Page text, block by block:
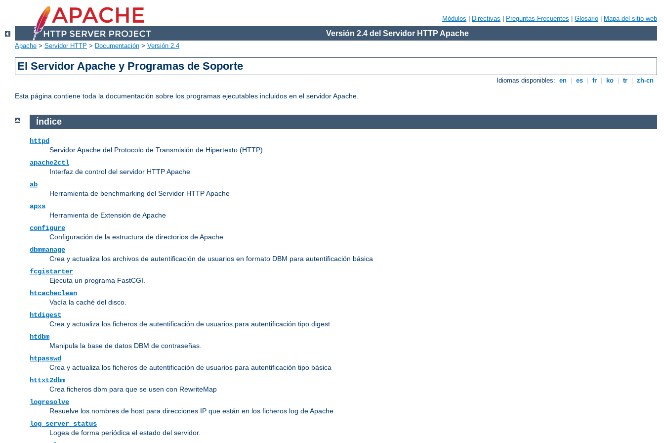
Módulos Directivas Preguntas Frecuentes Glosario Mapa del sitio web
Versión 2.4 del Servidor HTTP Apache
Apache > Servidor HTTP > Documentación > Versión 2.4
El Servidor Apache y Programas de Soporte
Idiomas disponibles: en es fr ko tr zh-cn
Esta página contiene toda la documentación sobre los programas ejecutables incluidos en el servidor Apache.
Índice
httpd
Servidor Apache del Protocolo de Transmisión de Hipertexto (HTTP)
apache2ctl
Interfaz de control del servidor HTTP Apache
ab
Herramienta de benchmarking del Servidor HTTP Apache
apxs
Herramienta de Extensión de Apache
configure
Configuración de la estructura de directorios de Apache
dbmmanage
Crea y actualiza los archivos de autentificación de usuarios en formato DBM para autentificación básica
fcgistarter
Ejecuta un programa FastCGI.
htcacheclean
Vacía la caché del disco.
htdigest
Crea y actualiza los ficheros de autentificación de usuarios para autentificación tipo digest
htdbm
Manipula la base de datos DBM de contraseñas.
htpasswd
Crea y actualiza los ficheros de autentificación de usuarios para autentificación tipo básica
httxt2dbm
Crea ficheros dbm para que se usen con RewriteMap
logresolve
Resuelve los nombres de host para direcciones IP que están en los ficheros log de Apache
log_server_status
Logea de forma periódica el estado del servidor.